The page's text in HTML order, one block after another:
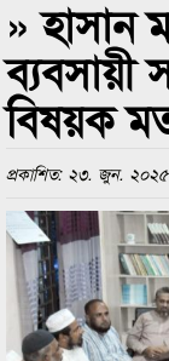
» হাসান
ব্যবসায়ী
বিষয়ক
প্রকাশিত: ২৩. জুন.